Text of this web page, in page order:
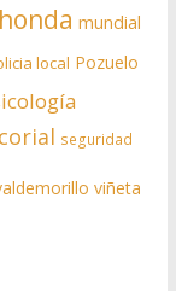
mundial
local Pozuelo
seguridad
viñeta